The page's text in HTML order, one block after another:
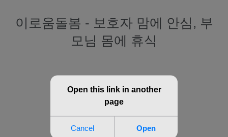
이로움돌봄 - 보호자 맘에 안심, 부
모님 몸에 휴식